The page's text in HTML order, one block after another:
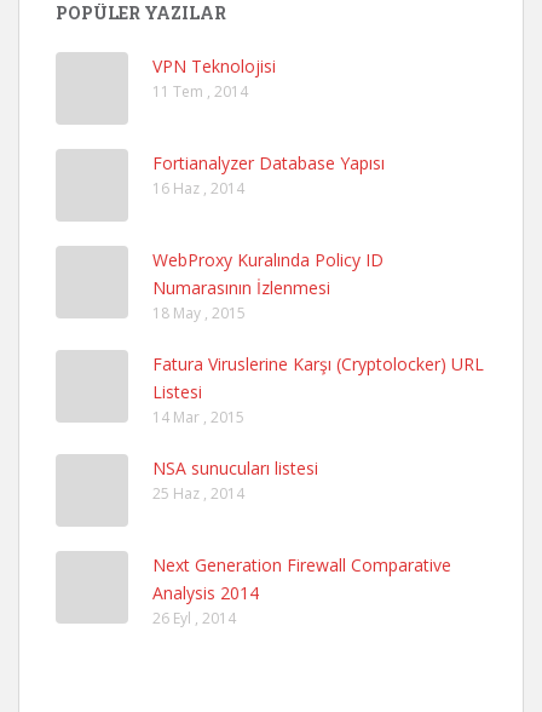
POPÜLER YAZILAR
VPN Teknolojisi
11 Tem , 2014
Fortianalyzer Database Yapısı
16 Haz , 2014
WebProxy Kuralında Policy ID
Numarasının İzlenmesi
18 May , 2015
Fatura Viruslerine Karşı (Cryptolocker) URL
Listesi
14 Mar , 2015
NSA sunucuları listesi
25 Haz , 2014
Next Generation Firewall Comparative
Analysis 2014
26 Eyl , 2014